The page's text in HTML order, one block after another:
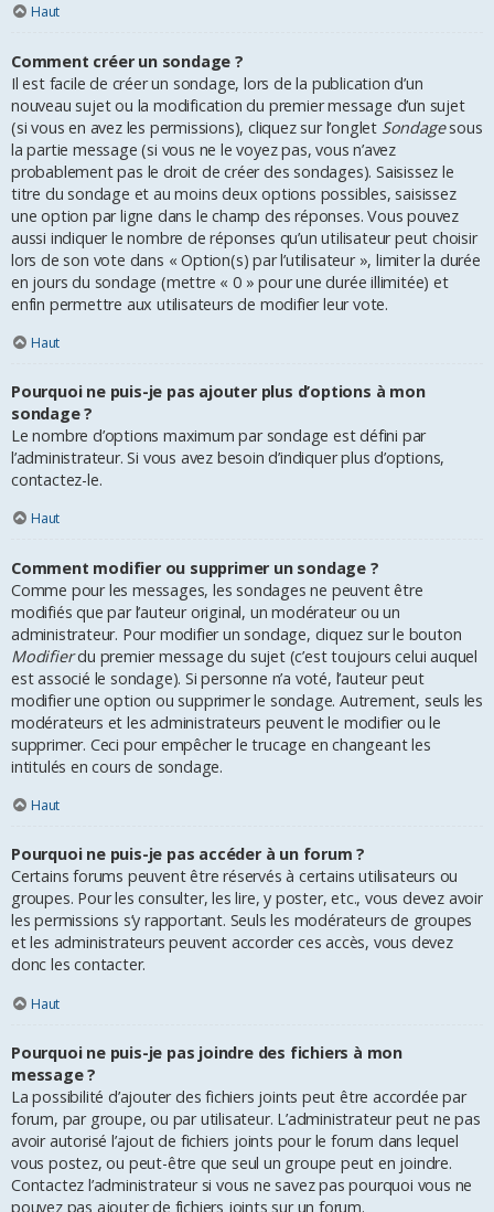
Haut
Comment créer un sondage ?
Il est facile de créer un sondage, lors de la publication d’un
nouveau sujet ou la modification du premier message d’un sujet
(si vous en avez les permissions), cliquez sur l’onglet Sondagesous
la partie message (si vous ne le voyez pas, vous n’avez
probablement pas le droit de créer des sondages). Saisissez le
titre du sondage et au moins deux options possibles, saisissez
une option par ligne dans le champ des réponses. Vous pouvez
aussi indiquer le nombre de réponses qu’un utilisateur peut choisir
lors de son vote dans « Option(s) par l’utilisateur », limiter la durée
en jours du sondage (mettre « 0 » pour une durée illimitée) et
enfin permettre aux utilisateurs de modifier leur vote.
Haut
Pourquoi ne puis-je pas ajouter plus d’options à mon
sondage ?
Le nombre d’options maximum par sondage est défini par
l’administrateur. Si vous avez besoin d’indiquer plus d’options,
contactez-le.
Haut
Comment modifier ou supprimer un sondage ?
Comme pour les messages, les sondages ne peuvent être
modifiés que par l’auteur original, un modérateur ou un
administrateur. Pour modifier un sondage, cliquez sur le bouton
Modifierdu premier message du sujet (c’est toujours celui auquel
est associé le sondage). Si personne n’a voté, l’auteur peut
modifier une option ou supprimer le sondage. Autrement, seuls les
modérateurs et les administrateurs peuvent le modifier ou le
supprimer. Ceci pour empêcher le trucage en changeant les
intitulés en cours de sondage.
Haut
Pourquoi ne puis-je pas accéder à un forum ?
Certains forums peuvent être réservés à certains utilisateurs ou
groupes. Pour les consulter, les lire, y poster, etc., vous devez avoir
les permissions s’y rapportant. Seuls les modérateurs de groupes
et les administrateurs peuvent accorder ces accès, vous devez
donc les contacter.
Haut
Pourquoi ne puis-je pas joindre des fichiers à mon
message ?
La possibilité d’ajouter des fichiers joints peut être accordée par
forum, par groupe, ou par utilisateur. L’administrateur peut ne pas
avoir autorisé l’ajout de fichiers joints pour le forum dans lequel
vous postez, ou peut-être que seul un groupe peut en joindre.
Contactez l’administrateur si vous ne savez pas pourquoi vous ne
pouvez pas ajouter de fichiers joints sur un forum.